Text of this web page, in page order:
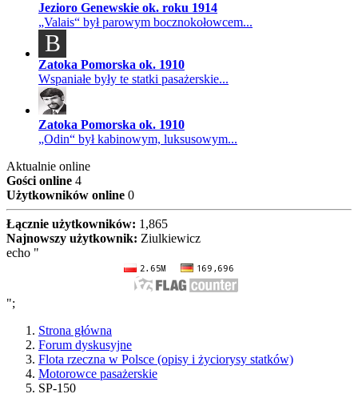
Jezioro Genewskie ok. roku 1914
„Valais“ był parowym bocznokołowcem...
B
Zatoka Pomorska ok. 1910
Wspaniałe były te statki pasażerskie...
Zatoka Pomorska ok. 1910
„Odin“ był kabinowym, luksusowym...
Aktualnie online
Gości online 4
Użytkowników online 0
Łącznie użytkowników: 1,865
Najnowszy użytkownik: Ziulkiewicz
echo "
";
Strona główna
Forum dyskusyjne
Flota rzeczna w Polsce (opisy i życiorysy statków)
Motorowce pasażerskie
SP-150